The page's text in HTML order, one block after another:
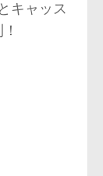
キャッス